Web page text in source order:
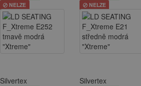
NELZE
NELZE
Silvertex Silvertex